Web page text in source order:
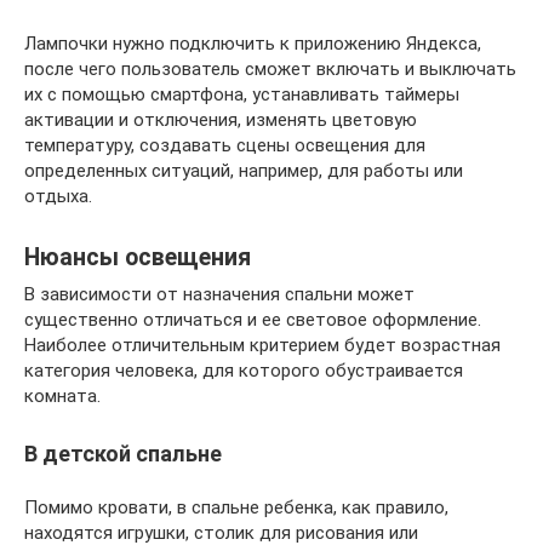
Лампочки нужно подключить к приложению Яндекса,
после чего пользователь сможет включать и выключать
их с помощью смартфона, устанавливать таймеры
активации и отключения, изменять цветовую
температуру, создавать сцены освещения для
определенных ситуаций, например, для работы или
отдыха.
Нюансы освещения
В зависимости от назначения спальни может
существенно отличаться и ее световое оформление.
Наиболее отличительным критерием будет возрастная
категория человека, для которого обустраивается
комната.
В детской спальне
Помимо кровати, в спальне ребенка, как правило,
находятся игрушки, столик для рисования или